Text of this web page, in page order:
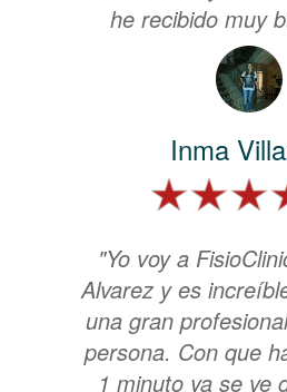
he recibido muy
Inma
"Yo voy a
Alvarez y es
una gran
persona. Con que
1 minuto ya se ve